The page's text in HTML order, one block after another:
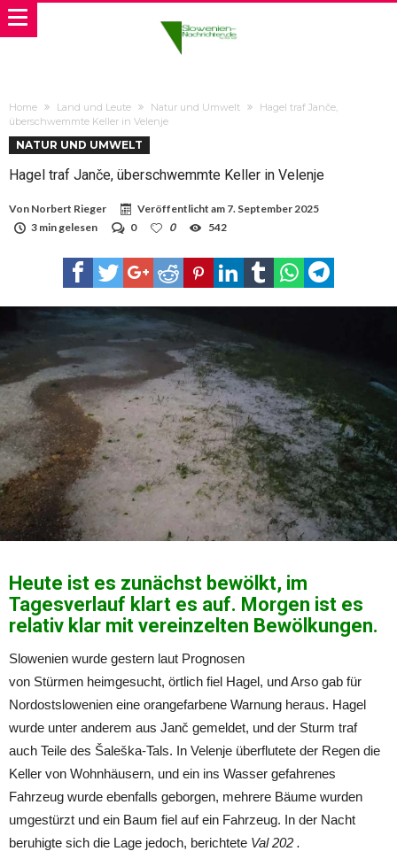
Home Land und Leute Natur und Umwelt
Hagel traf Janče,
überschwemmte Keller in Velenje
NATUR UND UMWELT
Hagel traf Janče, überschwemmte Keller in Velenje
Von Norbert Rieger Veröffentlicht am 7. September 2025
3 min gelesen
0 0 542
Heute ist es zunächst bewölkt, im
Tagesverlauf klart es auf. Morgen ist es
relativ klar mit vereinzelten Bewölkungen.
Slowenien wurde gestern laut Prognosen
von Stürmen heimgesucht, örtlich fiel Hagel, und Arso gab für
Nordostslowenien eine orangefarbene Warnung heraus. Hagel
wurde unter anderem aus Janč gemeldet, und der Sturm traf
auch Teile des Šaleška-Tals. In Velenje überflutete der Regen die
Keller von Wohnhäusern, und ein ins Wasser gefahrenes
Fahrzeug wurde ebenfalls geborgen, mehrere Bäume wurden
umgestürzt und ein Baum fiel auf ein Fahrzeug. In der Nacht
beruhigte sich die Lage jedoch, berichtete Val 202 .